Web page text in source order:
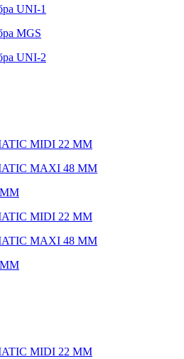
UNI-1
MGS
UNI-2
MIDI 22 ММ
MAXI 48 ММ
ММ
MIDI 22 ММ
MAXI 48 ММ
ММ
MIDI 22 ММ